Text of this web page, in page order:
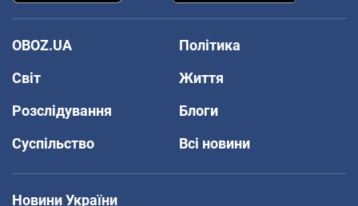
OBOZ.UA
Політика
Світ
Життя
Розслідування
Блоги
Суспільство
Всі новини
Новини України